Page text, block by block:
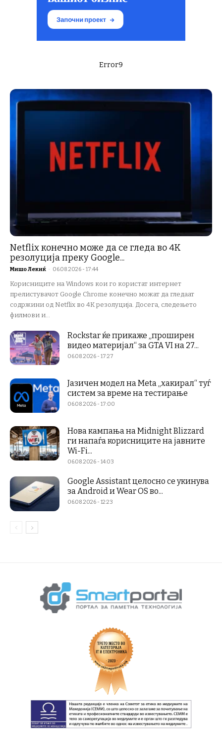
Error9
Netflix конечно може да се гледа во 4K
резолуција преку Google...
Мишо Лекиќ - 06.08.2026 - 17:44
Корисниците на Windows кои го користат интернет
прелистувачот Google Chrome конечно можат да гледаат
содржини од Netflix во 4K резолуција. Досега, следењето
филмови и...
Rockstar ќе прикаже „проширен
видео материјал“ за GTA VI на 27...
06.08.2026 - 17:27
Јазичен модел на Meta „хакирал“ туѓ
систем за време на тестирање
06.08.2026 - 17:00
Нова кампања на Midnight Blizzard
ги напаѓа корисниците на јавните
Wi-Fi...
06.08.2026 - 14:03
Google Assistant целосно се укинува
за Android и Wear OS во...
06.08.2026 - 12:23